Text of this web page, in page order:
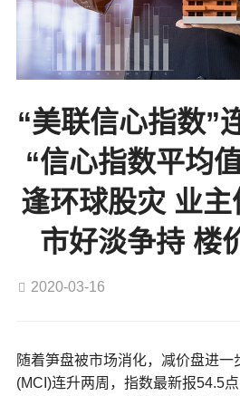
“美联信心指数”
“信心指数平均
逢环球股灾 业
市好淡争持 楼
2020-03-16
随着笋盘被市场消化，减价盘进一
(MCI)连升两周，指数最新报54.5